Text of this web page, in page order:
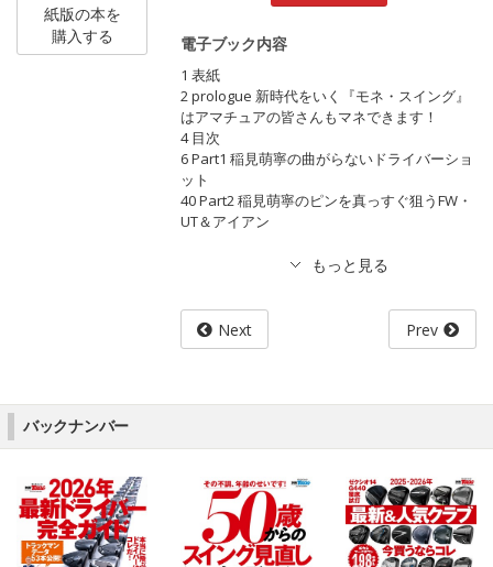
紙版の本を
購入する
電子ブック内容
1 表紙
2 prologue 新時代をいく『モネ・スイング』
はアマチュアの皆さんもマネできます！
4 目次
6 Part1 稲見萌寧の曲がらないドライバーショ
ット
40 Part2 稲見萌寧のピンを真っすぐ狙うFW・
UT＆アイアン
Next Prev
バックナンバー